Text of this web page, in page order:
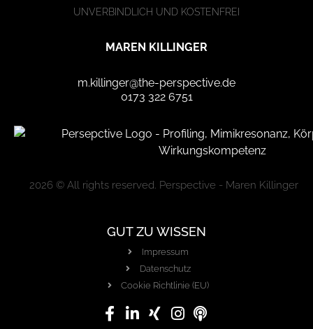
UNVERBINDLICH UND KOSTENFREI
MAREN KILLINGER
m.killinger@the-perspective.de
0173 322 6751
2026 © All rights reserved. Perspective - Maren Killinger
GUT ZU WISSEN
Impressum
Datenschutz
Cookie Richtlinie (EU)